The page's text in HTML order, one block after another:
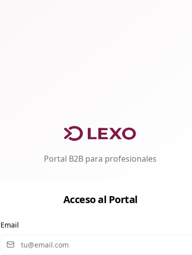
Portal B2B para profesionales
Acceso al Portal
Email